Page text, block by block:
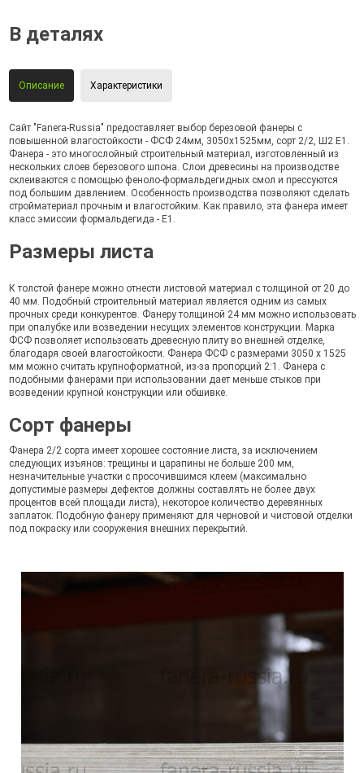
В деталях
Описание Характеристики
Сайт "Fanera-Russia" предоставляет выбор березовой фанеры с
повышенной влагостойкости - ФСФ 24мм, 3050х1525мм, сорт 2/2, Ш2 Е1.
Фанера - это многослойный строительный материал, изготовленный из
нескольких слоев березового шпона. Слои древесины на производстве
склеиваются с помощью феноло-формальдегидных смол и прессуются
под большим давлением. Особенность производства позволяют сделать
стройматериал прочным и влагостойким. Как правило, эта фанера имеет
класс эмиссии формальдегида - Е1.
Размеры листа
К толстой фанере можно отнести листовой материал с толщиной от 20 до
40 мм. Подобный строительный материал является одним из самых
прочных среди конкурентов. Фанеру толщиной 24 мм можно использовать
при опалубке или возведении несущих элементов конструкции. Марка
ФСФ позволяет использовать древесную плиту во внешней отделке,
благодаря своей влагостойкости. Фанера ФСФ с размерами 3050 х 1525
мм можно считать крупноформатной, из-за пропорций 2:1. Фанера с
подобными фанерами при использовании дает меньше стыков при
возведении крупной конструкции или обшивке.
Сорт фанеры
Фанера 2/2 сорта имеет хорошее состояние листа, за исключением
следующих изъянов: трещины и царапины не больше 200 мм,
незначительные участки с просочившимся клеем (максимально
допустимые размеры дефектов должны составлять не более двух
процентов всей площади листа), некоторое количество деревянных
заплаток. Подобную фанеру применяют для черновой и чистовой отделки
под покраску или сооружения внешних перекрытий.